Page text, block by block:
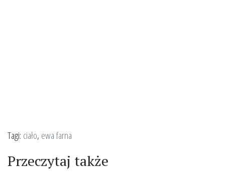
Tagi: ciało, ewa farna
Przeczytaj także